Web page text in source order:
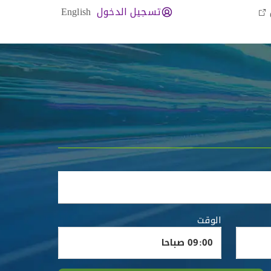
تسجيل الدخول English
الوقت